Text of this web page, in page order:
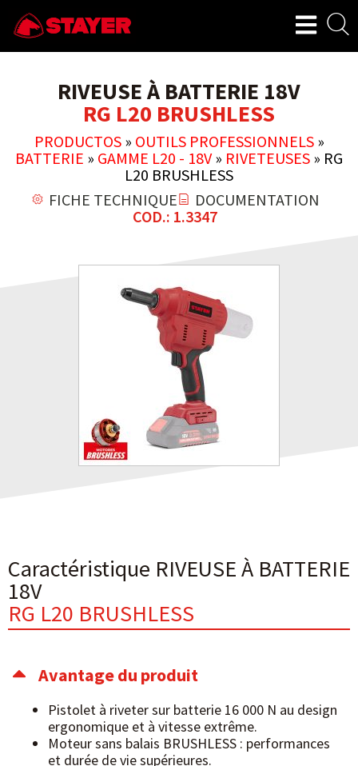
RIVEUSE À BATTERIE 18V
RG L20 BRUSHLESS
PRODUCTOS» OUTILS PROFESSIONNELS»
BATTERIE » GAMME L20 - 18V» RIVETEUSES » RG
L20 BRUSHLESS
FICHE TECHNIQUE
DOCUMENTATION
COD.: 1.3347
Caractéristique RIVEUSE À BATTERIE
18V
RG L20 BRUSHLESS
Avantage du produit
Pistolet à riveter sur batterie 16 000 N au design
ergonomique et à vitesse extrême.
Moteur sans balais BRUSHLESS : performances
et durée de vie supérieures.